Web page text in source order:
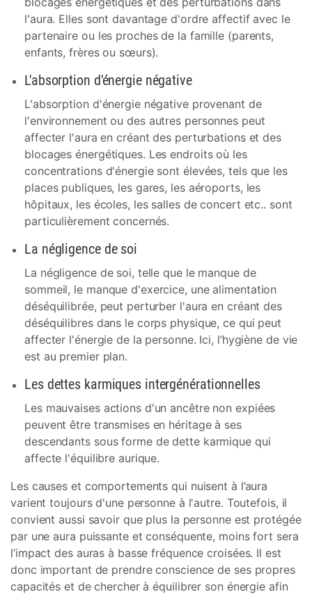
l'aura. Elles sont davantage d'ordre affectif avec le
partenaire ou les proches de la famille (parents,
enfants, frères ou sœurs).
L'absorption d'énergie négative
L'absorption d'énergie négative provenant de
l'environnement ou des autres personnes peut
affecter l'aura en créant des perturbations et des
blocages énergétiques. Les endroits où les
concentrations d'énergie sont élevées, tels que les
places publiques, les gares, les aéroports, les
hôpitaux, les écoles, les salles de concert etc.. sont
particulièrement concernés.
La négligence de soi
La négligence de soi, telle que le manque de
sommeil, le manque d'exercice, une alimentation
déséquilibrée, peut perturber l'aura en créant des
déséquilibres dans le corps physique, ce qui peut
affecter l'énergie de la personne. Ici, l’hygiène de vie
est au premier plan.
Les dettes karmiques intergénérationnelles
Les mauvaises actions d'un ancêtre non expiées
peuvent être transmises en héritage à ses
descendants sous forme de dette karmique qui
affecte l'équilibre aurique.
Les causes et comportements qui nuisent à l’aura
varient toujours d'une personne à l'autre. Toutefois, il
convient aussi savoir que plus la personne est protégée
par une aura puissante et conséquente, moins fort sera
l’impact des auras à basse fréquence croisées. Il est
donc important de prendre conscience de ses propres
capacités et de chercher à équilibrer son énergie afin